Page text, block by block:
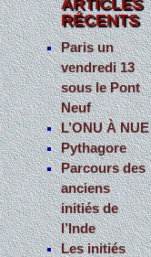
r
c
h
e
r
:
ARTICLES
RÉCENTS
Paris un
vendredi 13
sous le Pont
Neuf
L’ONU À NUE
Pythagore
Parcours des
anciens
initiés de
l’Inde
Les initiés